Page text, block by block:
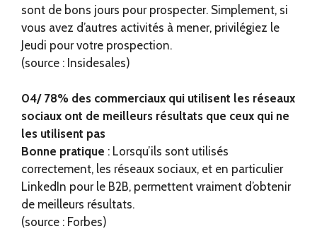
sont de bons jours pour prospecter. Simplement, si
vous avez d’autres activités à mener, privilégiez le
Jeudi pour votre prospection.
(source : Insidesales)
04/ 78% des commerciaux qui utilisent les réseaux
sociaux ont de meilleurs résultats que ceux qui ne
les utilisent pas
Bonne pratique : Lorsqu’ils sont utilisés
correctement, les réseaux sociaux, et en particulier
LinkedIn pour le B2B, permettent vraiment d’obtenir
de meilleurs résultats.
(source : Forbes)